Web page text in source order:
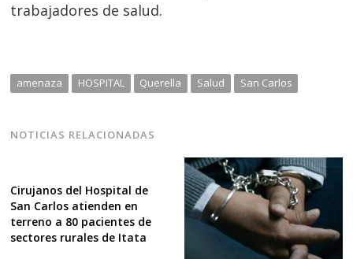
trabajadores de salud.
amenaza HOSPITAL Querella Salud San Carlos
NOTICIAS RELACIONADAS
Cirujanos del Hospital de
San Carlos atienden en
terreno a 80 pacientes de
sectores rurales de Itata